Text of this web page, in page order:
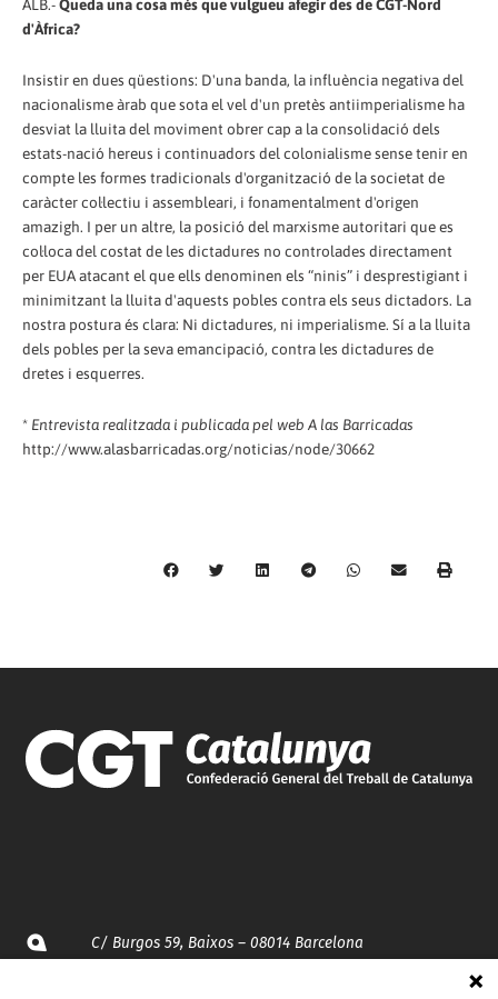
ALB.-Queda una cosa més que vulgueu afegir des de CGT-Nord
d'Àfrica?
Insistir en dues qüestions: D'una banda, la influència negativa del
nacionalisme àrab que sota el vel d'un pretès antiimperialisme ha
desviat la lluita del moviment obrer cap a la consolidació dels
estats-nació hereus i continuadors del colonialisme sense tenir en
compte les formes tradicionals d'organització de la societat de
caràcter col·lectiu i assembleari, i fonamentalment d'origen
amazigh. I per un altre, la posició del marxisme autoritari que es
col·loca del costat de les dictadures no controlades directament
per EUA atacant el que ells denominen els “ninis” i desprestigiant i
minimitzant la lluita d'aquests pobles contra els seus dictadors. La
nostra postura és clara: Ni dictadures, ni imperialisme. Sí a la lluita
dels pobles per la seva emancipació, contra les dictadures de
dretes i esquerres.
* Entrevista realitzada i publicada pel web A las Barricadas
http://www.alasbarricadas.org/noticias/node/30662
C/ Burgos 59, Baixos – 08014 Barcelona